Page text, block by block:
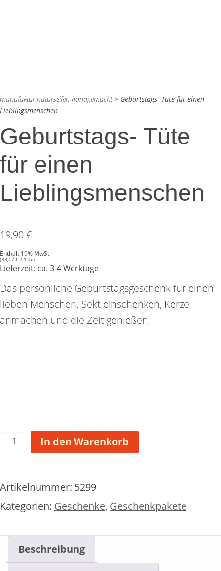
manufaktur naturseifen handgemacht> Geburtstags- Tüte für einen
Lieblingsmenschen
Geburtstags- Tüte
für einen
Lieblingsmenschen
19,90€
Enthält 19% MwSt.
(33,17 € / 1 kg)
Lieferzeit: ca. 3-4 Werktage
Das persönliche Geburtstagsgeschenk für einen
lieben Menschen. Sekt einschenken, Kerze
anmachen und die Zeit genießen.
Geburtstags-
Lieblingsmenschen
In den Warenkorb
Artikelnummer: 5299
Kategorien: Geschenke, Geschenkpakete
Beschreibung